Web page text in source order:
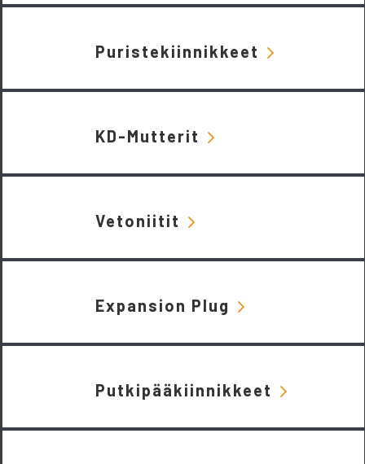
Puristekiinnikkeet
KD-Mutterit
Vetoniitit
Expansion Plug
Putkipääkiinnikkeet